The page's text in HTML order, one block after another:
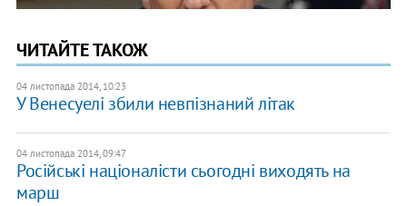
ЧИТАЙТЕ ТАКОЖ
04 листопада 2014, 10:23
У Венесуелі збили невпізнаний літак
04 листопада 2014, 09:47
Російські націоналісти сьогодні виходять на
марш